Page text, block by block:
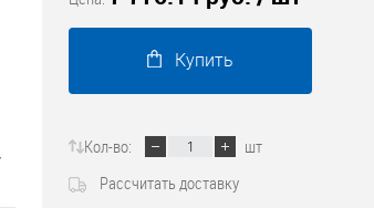
Купить
Кол-во:
шт
Рассчитать доставку